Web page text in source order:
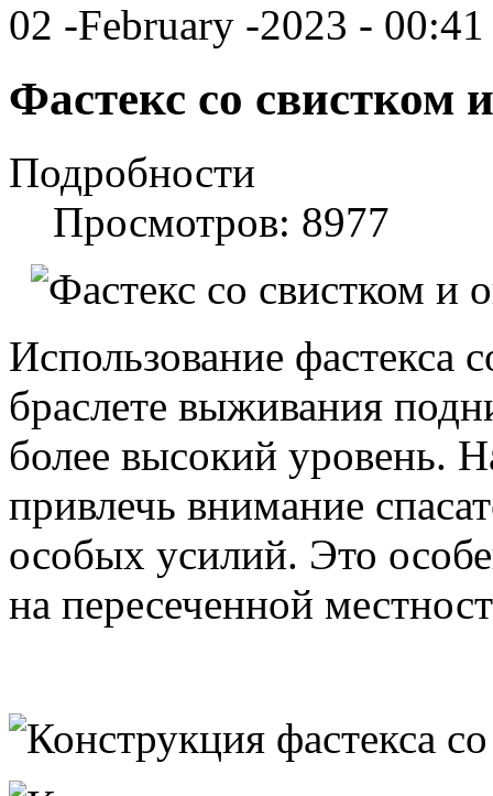
02 -February -2023 - 00:41
Фастекс со свистком
Подробности
Просмотров: 8977
Использование фастекса
браслете выживания
более высокий уровень.
привлечь внимание
особых усилий. Это
на пересеченной